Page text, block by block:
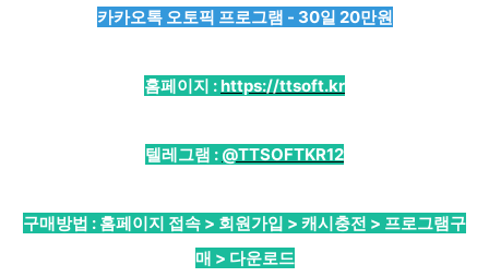
카카오톡 오토픽 프로그램 - 30일 20만원
홈페이지 :https://ttsoft.kr
텔레그램 : @TTSOFTKR12
구매방법 : 홈페이지 접속 > 회원가입 > 캐시충전 > 프로그램구
매 > 다운로드